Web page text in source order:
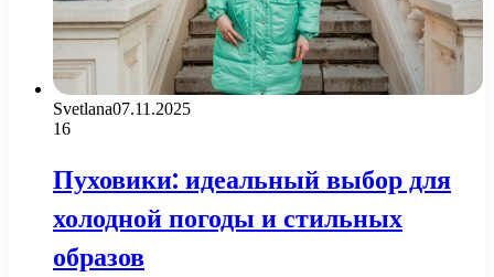
Svetlana07.11.2025
16
Пуховики: идеальный выбор для
холодной погоды и стильных
образов